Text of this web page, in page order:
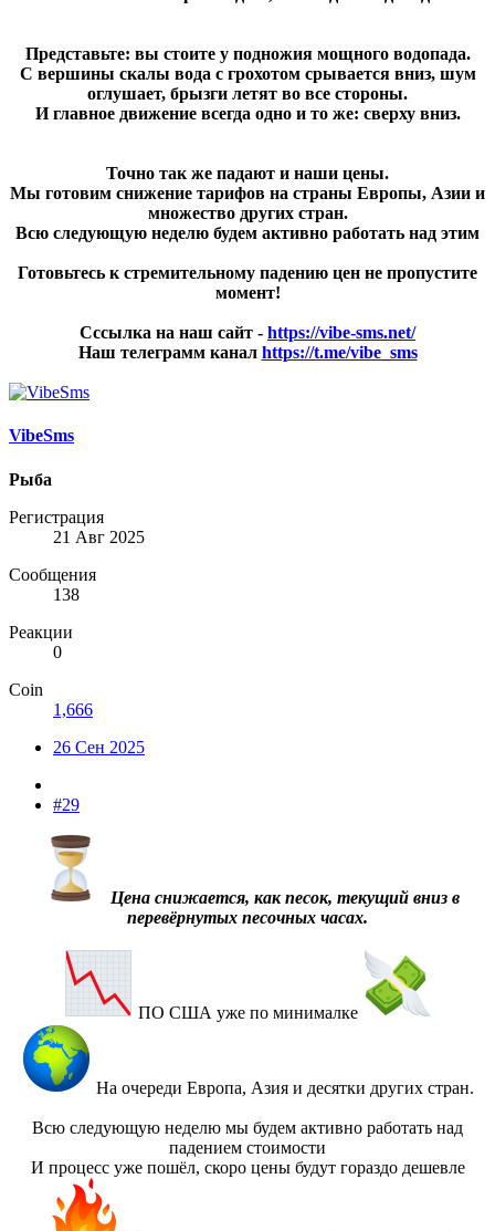
Представьте: вы стоите у подножия мощного водопада.
С вершины скалы вода с грохотом срывается вниз, шум
оглушает, брызги летят во все стороны.
И главное движение всегда одно и то же: сверху вниз.
Точно так же падают и наши цены.
Мы готовим снижение тарифов на страны Европы, Азии и
множество других стран.
Всю следующую неделю будем активно работать над этим
Готовьтесь к стремительному падению цен не пропустите
момент!
Сссылка на наш сайт - https://vibe-sms.net/
Наш телеграмм канал https://t.me/vibe_sms
VibeSms
Рыба
Регистрация
21 Авг 2025
Сообщения
138
Реакции
0
Coin
1,666
26 Сен 2025
#29
Цена снижается, как песок, текущий вниз в
перевёрнутых песочных часах.
ПО США уже по минималке
На очереди Европа, Азия и десятки других стран.
Всю следующую неделю мы будем активно работать над
падением стоимости
И процесс уже пошёл, скоро цены будут гораздо дешевле